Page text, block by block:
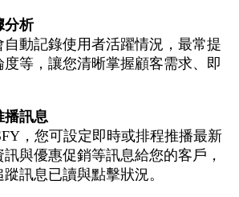
分析
自動記錄使用者活躍情況，最常提
度等，讓您清晰掌握顧客需求、即
播訊息
，您可設定即時或排程推播最新
與優惠促銷等訊息給您的客戶，
訊息已讀與點擊狀況。